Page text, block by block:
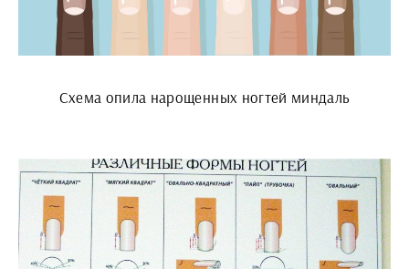
Схема опила нарощенных ногтей миндаль